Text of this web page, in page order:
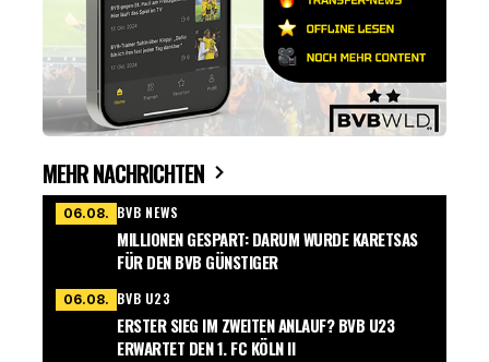
MEHR NACHRICHTEN
06.08. BVB NEWS
MILLIONEN GESPART: DARUM WURDE KARETSAS
FÜR DEN BVB GÜNSTIGER
06.08. BVB U23
ERSTER SIEG IM ZWEITEN ANLAUF? BVB U23
ERWARTET DEN 1. FC KÖLN II